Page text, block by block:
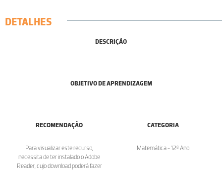
DETALHES
DESCRIÇÃO
OBJETIVO DE APRENDIZAGEM
RECOMENDAÇÃO
Para visualizar este recurso,
necessita de ter instalado o Adobe
Reader, cujo download poderá fazer
CATEGORIA
Matemática - 12º Ano